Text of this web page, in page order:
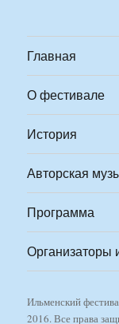
Главная
О фестивале
История
Авторская
Программа
Организаторы
Ильменский
2016. Все права